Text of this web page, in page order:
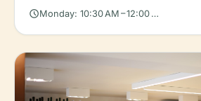
scheduleMonday: 10:30 AM – 12:00 AM,